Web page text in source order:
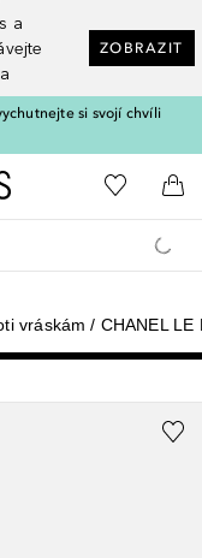
a
ZOBRAZIT
si svojí chvíli
Domů K mému
Do
vráskám CHANEL LE